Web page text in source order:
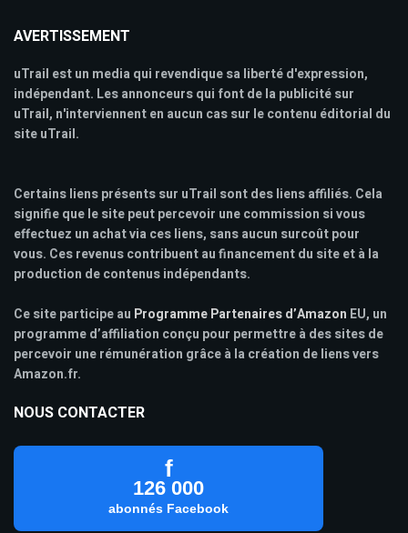
AVERTISSEMENT
uTrail est un media qui revendique sa liberté d'expression,
indépendant. Les annonceurs qui font de la publicité sur
uTrail, n'interviennent en aucun cas sur le contenu éditorial du
site uTrail.
Certains liens présents sur uTrail sont des liens affiliés. Cela
signifie que le site peut percevoir une commission si vous
effectuez un achat via ces liens, sans aucun surcoût pour
vous. Ces revenus contribuent au financement du site et à la
production de contenus indépendants.
Ce site participe au Programme Partenaires d’Amazon EU, un
programme d’affiliation conçu pour permettre à des sites de
percevoir une rémunération grâce à la création de liens vers
Amazon.fr.
NOUS CONTACTER
f
126 000
abonnés Facebook